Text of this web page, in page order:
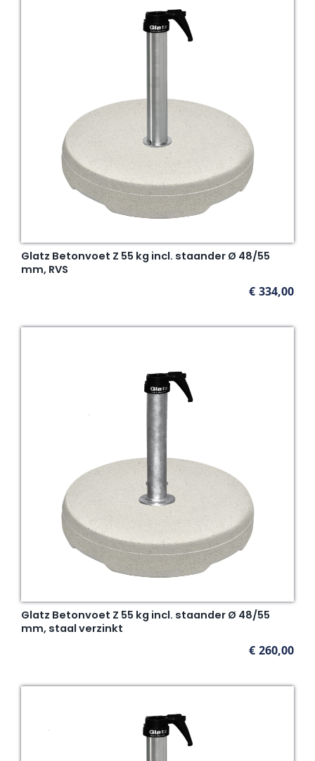
Glatz Betonvoet Z 55 kg incl. staander Ø 48/55
mm, RVS
€ 334,00
Glatz Betonvoet Z 55 kg incl. staander Ø 48/55
mm, staal verzinkt
€ 260,00